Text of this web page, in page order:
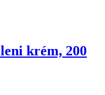
krém, 200